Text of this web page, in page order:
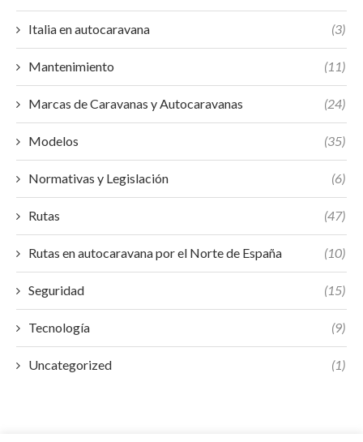
Italia en autocaravana (3)
Mantenimiento (11)
Marcas de Caravanas y Autocaravanas (24)
Modelos (35)
Normativas y Legislación (6)
Rutas (47)
Rutas en autocaravana por el Norte de España (10)
Seguridad (15)
Tecnología (9)
Uncategorized (1)